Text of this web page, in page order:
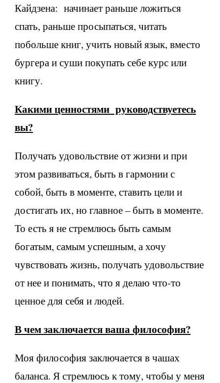
Кайдзена: начинает раньше ложиться
спать, раньше просыпаться, читать
побольше книг, учить новый язык, вместо
бургера и суши покупать себе курс или
книгу.
Какими ценностями руководствуетесь
вы?
Получать удовольствие от жизни и при
этом развиваться, быть в гармонии с
собой, быть в моменте, ставить цели и
достигать их, но главное – быть в моменте.
То есть я не стремлюсь быть самым
богатым, самым успешным, а хочу
чувствовать жизнь, получать удовольствие
от нее и понимать, что я делаю что-то
ценное для себя и людей.
В чем заключается ваша философия?
Моя философия заключается в чашах
баланса. Я стремлюсь к тому, чтобы у меня